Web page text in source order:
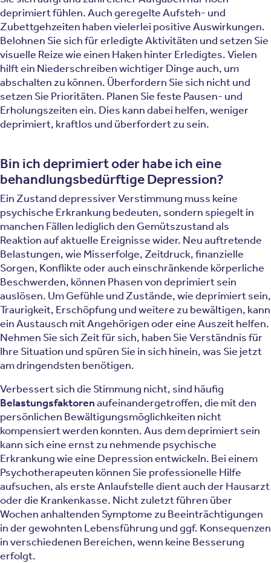
deprimiert fühlen. Auch geregelte Aufsteh- und
Zubettgehzeiten haben vielerlei positive Auswirkungen.
Belohnen Sie sich für erledigte Aktivitäten und setzen Sie
visuelle Reize wie einen Haken hinter Erledigtes. Vielen
hilft ein Niederschreiben wichtiger Dinge auch, um
abschalten zu können. Überfordern Sie sich nicht und
setzen Sie Prioritäten. Planen Sie feste Pausen- und
Erholungszeiten ein. Dies kann dabei helfen, weniger
deprimiert, kraftlos und überfordert zu sein.
Bin ich deprimiert oder habe ich eine
behandlungsbedürftige Depression?
Ein Zustand depressiver Verstimmung muss keine
psychische Erkrankung bedeuten, sondern spiegelt in
manchen Fällen lediglich den Gemütszustand als
Reaktion auf aktuelle Ereignisse wider. Neu auftretende
Belastungen, wie Misserfolge, Zeitdruck, finanzielle
Sorgen, Konflikte oder auch einschränkende körperliche
Beschwerden, können Phasen von deprimiert sein
auslösen. Um Gefühle und Zustände, wie deprimiert sein,
Traurigkeit, Erschöpfung und weitere zu bewältigen, kann
ein Austausch mit Angehörigen oder eine Auszeit helfen.
Nehmen Sie sich Zeit für sich, haben Sie Verständnis für
Ihre Situation und spüren Sie in sich hinein, was Sie jetzt
am dringendsten benötigen.
Verbessert sich die Stimmung nicht, sind häufig
Belastungsfaktorenaufeinandergetroffen, die mit den
persönlichen Bewältigungsmöglichkeiten nicht
kompensiert werden konnten. Aus dem deprimiert sein
kann sich eine ernst zu nehmende psychische
Erkrankung wie eine Depression entwickeln. Bei einem
Psychotherapeuten können Sie professionelle Hilfe
aufsuchen, als erste Anlaufstelle dient auch der Hausarzt
oder die Krankenkasse. Nicht zuletzt führen über
Wochen anhaltenden Symptome zu Beeinträchtigungen
in der gewohnten Lebensführung und ggf. Konsequenzen
in verschiedenen Bereichen, wenn keine Besserung
erfolgt.